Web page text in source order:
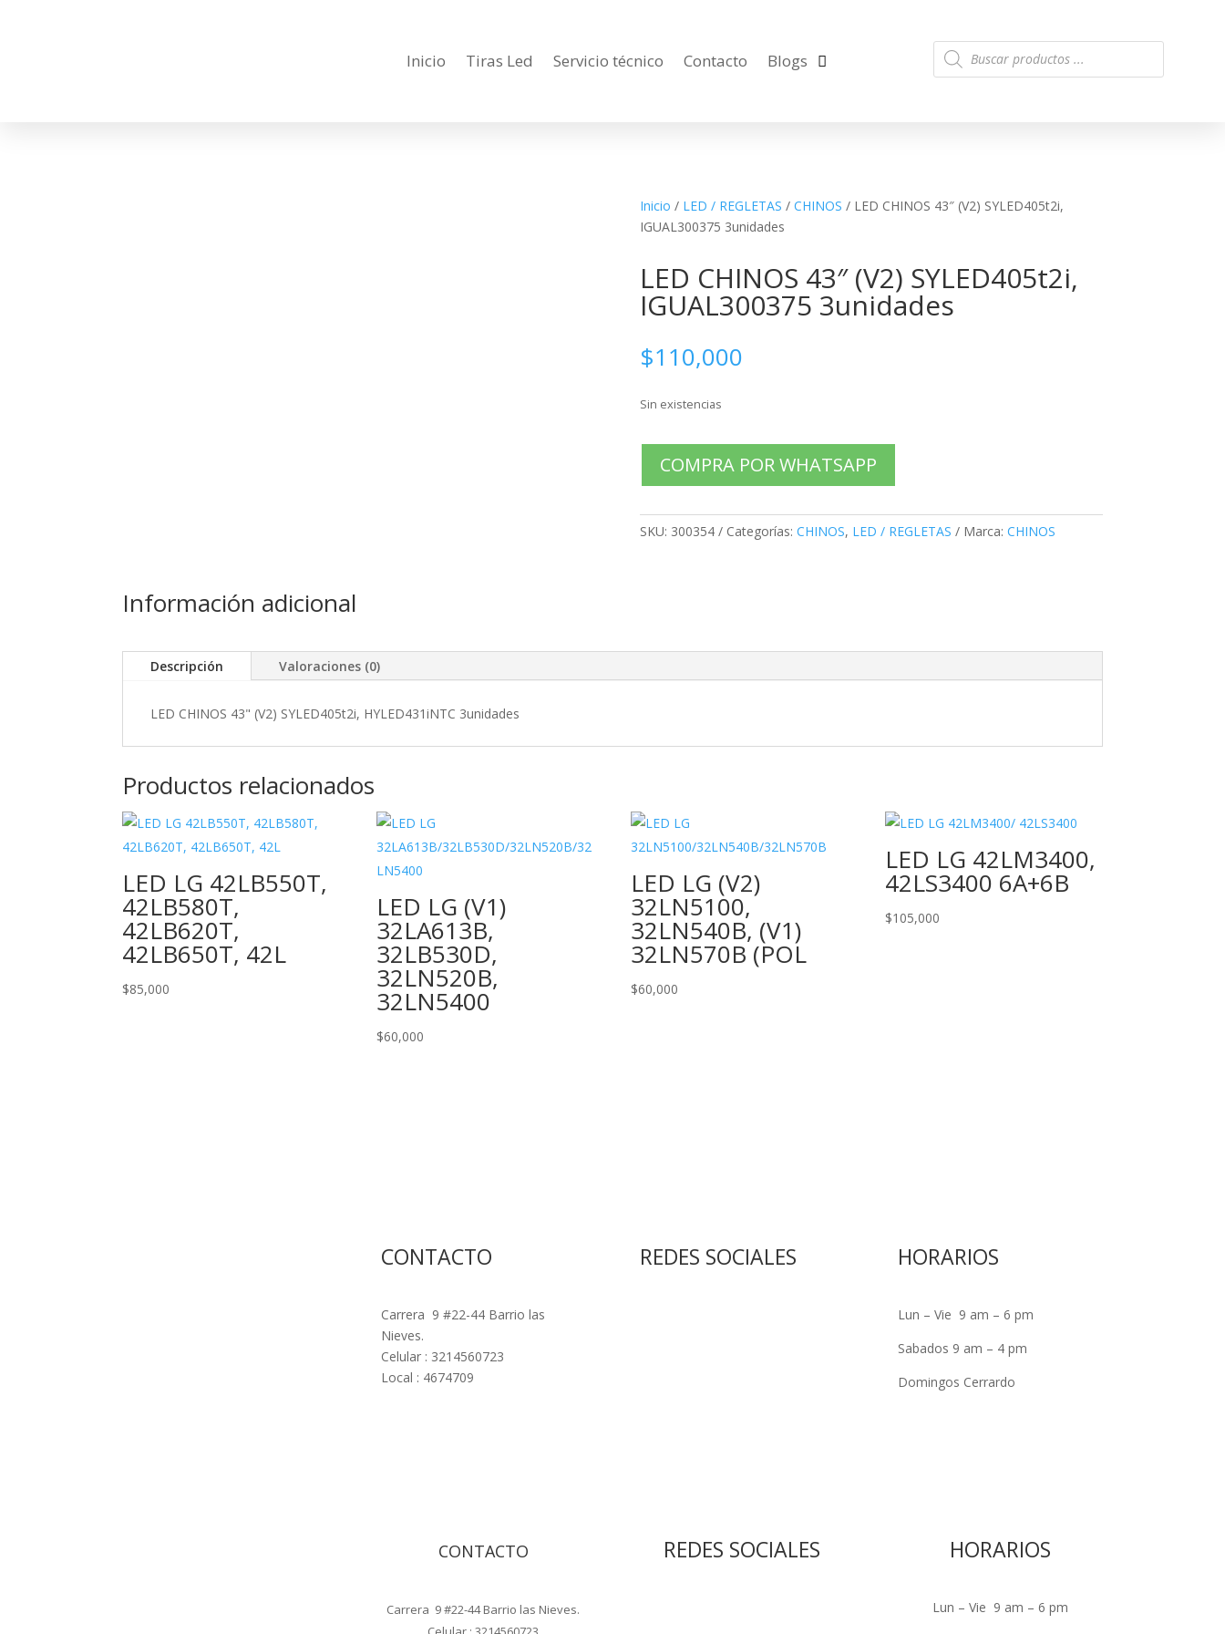
Inicio Tiras Led Servicio técnico Contacto Blogs
Búsqueda
de
productos
Inicio / LED / REGLETAS / CHINOS / LED CHINOS 43″ (V2) SYLED405t2i,
IGUAL300375 3unidades
LED CHINOS 43″ (V2) SYLED405t2i,
IGUAL300375 3unidades
$110,000
Sin existencias
COMPRA POR WHATSAPP
SKU: 300354 Categorías: CHINOS, LED / REGLETAS Marca: CHINOS
Información adicional
Descripción Valoraciones (0)
LED CHINOS 43" (V2) SYLED405t2i, HYLED431iNTC 3unidades
Productos relacionados
LED LG 42LB550T,
42LB580T,
42LB620T,
42LB650T, 42L
$85,000
LED LG (V1)
32LA613B,
32LB530D,
32LN520B,
32LN5400
$60,000
LED LG (V2)
32LN5100,
32LN540B, (V1)
32LN570B (POL
$60,000
LED LG 42LM3400,
42LS3400 6A+6B
$105,000
CONTACTO
Carrera 9 #22-44 Barrio las
Nieves.
Celular : 3214560723
Local : 4674709
REDES SOCIALES HORARIOS
Lun – Vie 9 am – 6 pm
Sabados 9 am – 4 pm
Domingos Cerrardo
CONTACTO
Carrera 9 #22-44 Barrio las Nieves.
REDES SOCIALES HORARIOS
Lun – Vie 9 am – 6 pm